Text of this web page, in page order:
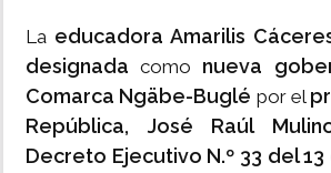
La educadora Amarilis
designada como nueva
Comarca Ngäbe-Buglé por el
República, José Raúl
Decreto Ejecutivo N.º 33 del